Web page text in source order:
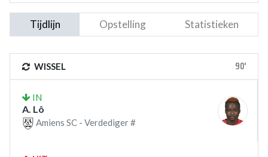
Tijdlijn Opstelling Statistieken
WISSEL 90'
IN
A. Lô
Amiens SC - Verdediger #